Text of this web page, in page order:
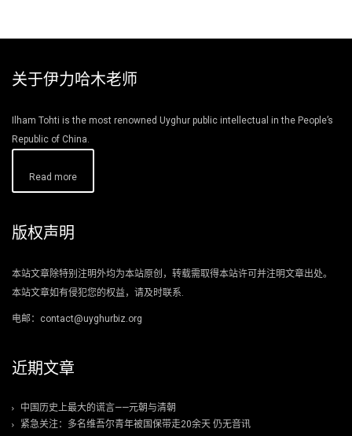
关于伊力哈木老师
Ilham Tohti is the most renowned Uyghur public intellectual in the People’s
Republic of China.
Read more
版权声明
本站文章除特别注明外均为本站原创，转载需取得本站许可并注明文章出处。
本站文章如有侵犯您的权益，请及时联系.
电邮：contact@uyghurbiz.org
近期文章
中国历史上最大的谎言——元朝与清朝
紧急关注：多名维吾尔青年被国保带走20余天 仍无音讯